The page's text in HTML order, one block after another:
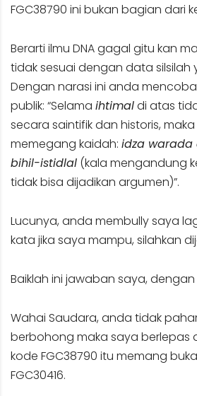
FGC38790 ini bukan bagian dari
Berarti ilmu DNA gagal gitu kan
tidak sesuai dengan data silsilah
Dengan narasi ini anda
publik: “Selama ihtimaldi atas
secara saintifik dan historis,
memegang kaidah: idza
bihil-istidlal (kala mengandung
tidak bisa dijadikan argumen)”.
Lucunya, anda membully saya
kata jika saya mampu, silahkan
Baiklah ini jawaban saya, dengan
Wahai Saudara, anda tidak
berbohong maka saya berlepas
kode FGC38790 itu memang
FGC30416.